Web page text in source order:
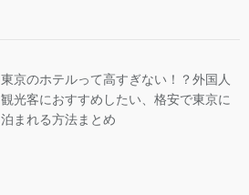
東京のホテルって高すぎない！？外国人
観光客におすすめしたい、格安で東京に
泊まれる方法まとめ